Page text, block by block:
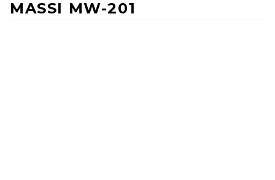
MASSI MW-201